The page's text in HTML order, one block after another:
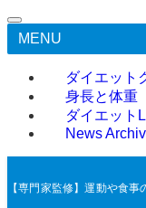
MENU
ダイエット
身長と体重
ダイエット
News
【専門家監修】運動や食